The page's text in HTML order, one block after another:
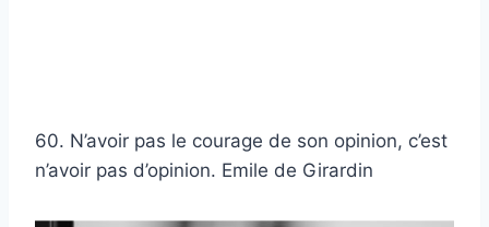
60. N’avoir pas le courage de son opinion, c’est
n’avoir pas d’opinion. Emile de Girardin